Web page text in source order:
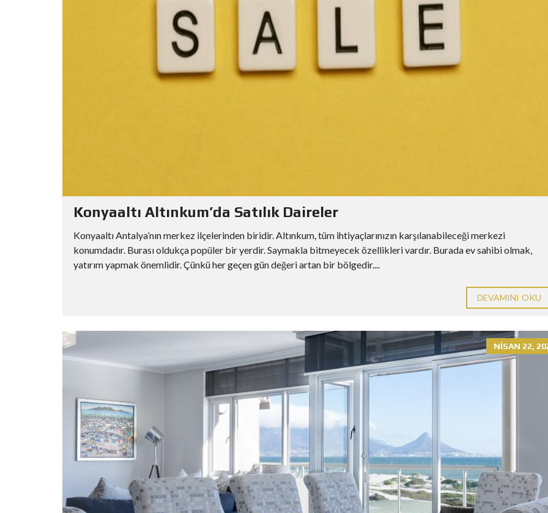
Konyaaltı Altınkum’da Satılık Daireler
Konyaaltı Antalya’nın merkez ilçelerinden biridir. Altınkum, tüm ihtiyaçlarınızın karşılanabileceği merkezi
konumdadır. Burası oldukça popüler bir yerdir. Saymakla bitmeyecek özellikleri vardır. Burada ev sahibi olmak,
yatırım yapmak önemlidir. Çünkü her geçen gün değeri artan bir bölgedir....
DEVAMINI OKU
NISAN 22,